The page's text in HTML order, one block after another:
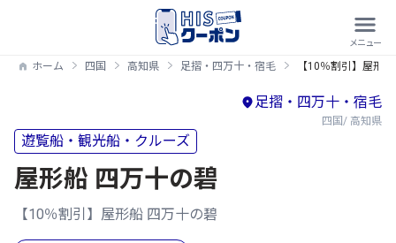
ホーム 四国 高知県 足摺・四万十・宿毛 【10％割引】屋形
足摺・四万十・宿毛
四国/ 高知県
遊覧船・観光船・クルーズ
屋形船 四万十の碧
【10％割引】屋形船 四万十の碧